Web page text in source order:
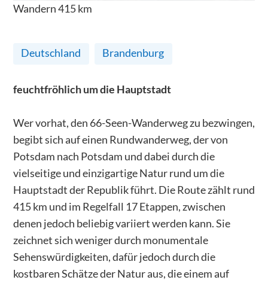
Wandern415km
Deutschland Brandenburg
feuchtfröhlich um die Hauptstadt
Wer vorhat, den 66-Seen-Wanderweg zu bezwingen,
begibt sich auf einen Rundwanderweg, der von
Potsdam nach Potsdam und dabei durch die
vielseitige und einzigartige Natur rund um die
Hauptstadt der Republik führt. Die Route zählt rund
415 km und im Regelfall 17 Etappen, zwischen
denen jedoch beliebig variiert werden kann. Sie
zeichnet sich weniger durch monumentale
Sehenswürdigkeiten, dafür jedoch durch die
kostbaren Schätze der Natur aus, die einem auf